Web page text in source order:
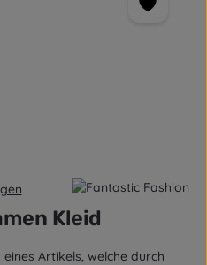
5 von 5 Sternen
Kleid
Artikels, welche durch